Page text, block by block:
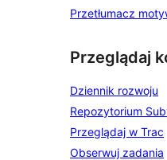
Przetłumacz
Przeglądaj
Dziennik rozwoju
Repozytorium
Przeglądaj w Trac
Obserwuj zadania